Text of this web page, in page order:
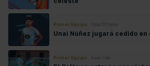
Primer Equipo
Unai Núñez jugará cedido en
Primer Equipo